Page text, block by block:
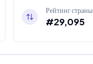
Рейтинг страны
#29,095